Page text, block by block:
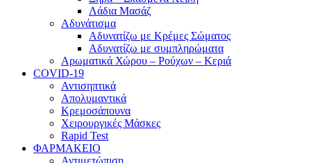
Λάδια Μασάζ
Αδυνάτισμα
Αδυνατίζω με Κρέμες Σώματος
Αδυνατίζω με συμπληρώματα
Αρωματικά Χώρου – Ρούχων – Κεριά
COVID-19
Αντισηπτικά
Απολυμαντικά
Κρεμοσάπουνα
Χειρουργικές Μάσκες
Rapid Test
ΦΑΡΜΑΚΕΙΟ